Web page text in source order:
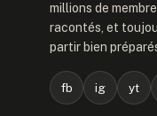
millions de
racontés, et
partir bien
fb ig yt